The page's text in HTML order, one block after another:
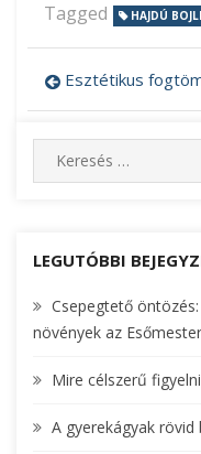
Tagged HAJDÚ
Bejegyzés
navigáció
Esztétikus fogtömés
e
c
f
o
:
LEGUTÓBBI
Csepegtető
növények az
Mire célszerű
A gyerekágyak